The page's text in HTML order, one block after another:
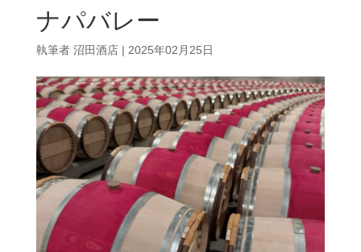
ナパバレー
執筆者 沼田酒店| 2025年02月25日